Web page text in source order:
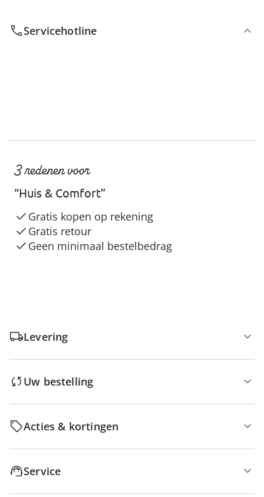
Servicehotline
3 redenen voor
“Huis & Comfort”
Gratis kopen op rekening
Gratis retour
Geen minimaal bestelbedrag
Levering
Uw bestelling
Acties & kortingen
Service